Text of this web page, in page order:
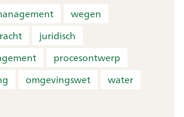
wegen
juridisch
procesontwerp
omgevingswet
water